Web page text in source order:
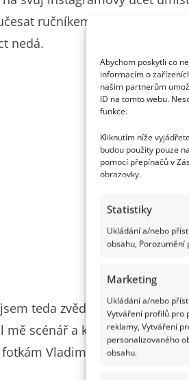
Abychom poskytli co
informacím o
našim partnerům
ID na tomto webu.
funkce.
Kliknutím níže
budou použity pouze
pomocí přepínačů v
obrazovky.
Statistiky
Ukládání a/nebo
obsahu,
Marketing
Ukládání a/nebo
Vytváření profilů pro
reklamy, Vytváření
personalizovaného
obsahu.
ručníkem, fanoušky
nedá.
jsem teda zvědavý, co na to
scénář a krásná role, na
Vladimír Polívka na